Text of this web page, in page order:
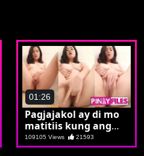
01:26
Pagjajakol ay di mo
matitiis kung ang
mapapanood ay
ganito kakinis
109105 Views 21593